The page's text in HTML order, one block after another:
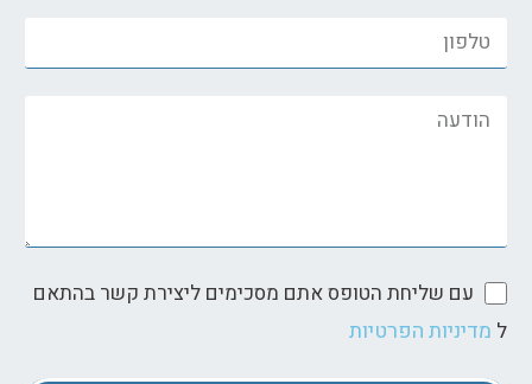
עם שליחת הטופס אתם מסכימים ליצירת קשר בהתאם
ל מדיניות הפרטיות